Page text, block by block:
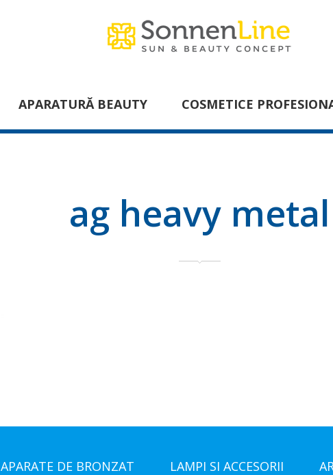
APARATURĂ BEAUTY COSMETICE
ag heavy metal
APARATE DE BRONZAT LAMPI SI ACCESORII